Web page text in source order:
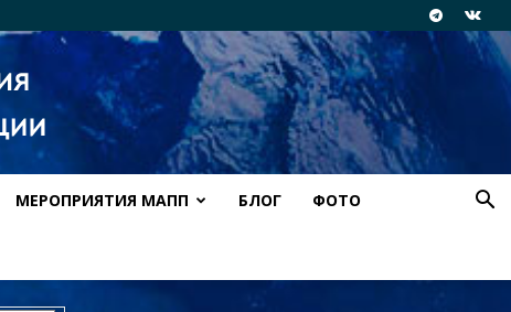
МЕРОПРИЯТИЯ МАПП БЛОГ ФОТО